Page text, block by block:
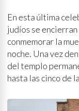
En esta última
judíos se
conmemorar la
noche. Una vez
del templo
hasta las cinco de